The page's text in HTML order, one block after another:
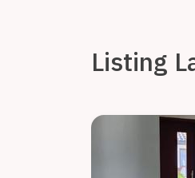
Listing